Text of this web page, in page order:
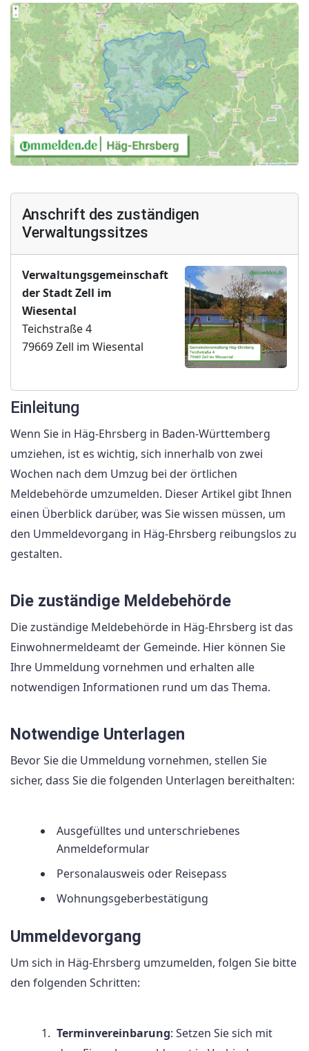
Anschrift des zuständigen
Verwaltungssitzes
Verwaltungsgemeinschaft
der Stadt Zell im
Wiesental
Teichstraße 4
79669 Zell im Wiesental
Einleitung
Wenn Sie in Häg-Ehrsberg in Baden-Württemberg
umziehen, ist es wichtig, sich innerhalb von zwei
Wochen nach dem Umzug bei der örtlichen
Meldebehörde umzumelden. Dieser Artikel gibt Ihnen
einen Überblick darüber, was Sie wissen müssen, um
den Ummeldevorgang in Häg-Ehrsberg reibungslos zu
gestalten.
Die zuständige Meldebehörde
Die zuständige Meldebehörde in Häg-Ehrsberg ist das
Einwohnermeldeamt der Gemeinde. Hier können Sie
Ihre Ummeldung vornehmen und erhalten alle
notwendigen Informationen rund um das Thema.
Notwendige Unterlagen
Bevor Sie die Ummeldung vornehmen, stellen Sie
sicher, dass Sie die folgenden Unterlagen bereithalten:
Ausgefülltes und unterschriebenes
Anmeldeformular
Personalausweis oder Reisepass
Wohnungsgeberbestätigung
Ummeldevorgang
Um sich in Häg-Ehrsberg umzumelden, folgen Sie bitte
den folgenden Schritten:
Terminvereinbarung: Setzen Sie sich mit